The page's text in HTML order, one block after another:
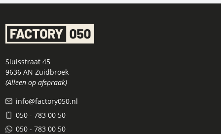
Sluisstraat 45
9636 AN Zuidbroek
(Alleen op afspraak)
info@factory050.nl
050 - 783 00 50
050 - 783 00 50